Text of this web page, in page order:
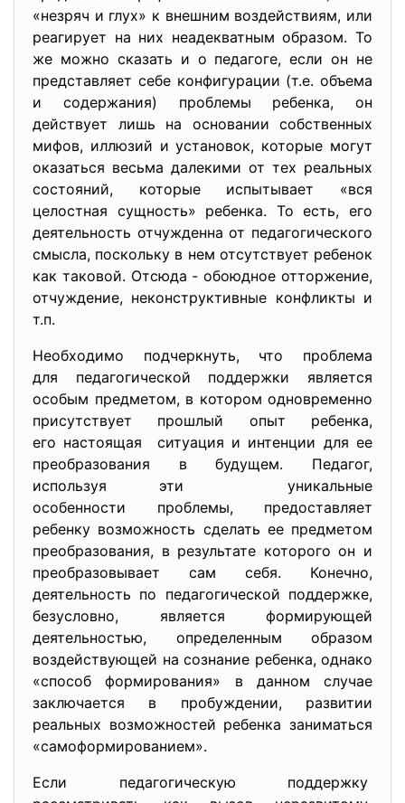
«незряч и глух» к внешним воздействиям, или
реагирует на них неадекватным образом. То
же можно сказать и о педагоге, если он не
представляет себе конфигурации (т.е. объема
и содержания) проблемы ребенка, он
действует лишь на основании собственных
мифов, иллюзий и установок, которые могут
оказаться весьма далекими от тех реальных
состояний, которые испытывает «вся
целостная сущность» ребенка. То есть, его
деятельность отчужденна от педагогического
смысла, поскольку в нем отсутствует ребенок
как таковой. Отсюда - обоюдное отторжение,
отчуждение, неконструктивные конфликты и
т.п.
Необходимо подчеркнуть, что проблема
для педагогической поддержки является
особым предметом, в котором одновременно
присутствует прошлый опыт ребенка,
его настоящая ситуация и интенции для ее
преобразования в будущем. Педагог,
используя эти уникальные
особенности проблемы, предоставляет
ребенку возможность сделать ее предметом
преобразования, в результате которого он и
преобразовывает сам себя. Конечно,
деятельность по педагогической поддержке,
безусловно, является формирующей
деятельностью, определенным образом
воздействующей на сознание ребенка, однако
«способ формирования» в данном случае
заключается в пробуждении, развитии
реальных возможностей ребенка заниматься
«самоформированием».
Если педагогическую поддержку